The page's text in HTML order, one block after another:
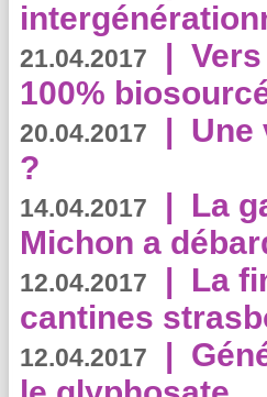
21.04.2017 |
100%
20.04.2017 | Une
?
14.04.2017 | La
Michon a
12.04.2017 | La
cantines
12.04.2017 |